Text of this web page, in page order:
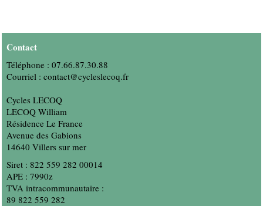
Contact
Téléphone : 07.66.87.30.88
Courriel : contact@cycleslecoq.fr
Cycles LECOQ
LECOQ William
Résidence Le France
Avenue des Gabions
14640 Villers sur mer
Siret : 822 559 282 00014
APE : 7990z
TVA intracommunautaire :
89 822 559 282